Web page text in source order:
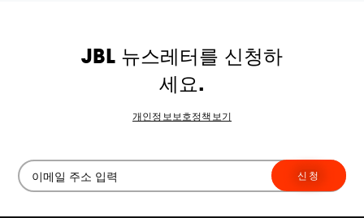
JBL 뉴스레터를 신청하
세요.
개인정보보호정책보기
신청